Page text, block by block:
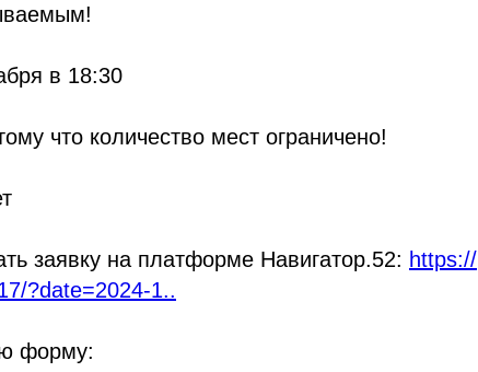
в 18:30
что количество мест ограничено!
заявку на платформе Навигатор.52: https://
?date=2024-1..
форму: